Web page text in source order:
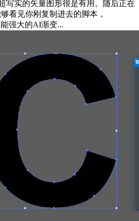
写实的矢量图形很是有用。随后正在
看见你刚复制进去的脚本，
能强大的AI渐变...